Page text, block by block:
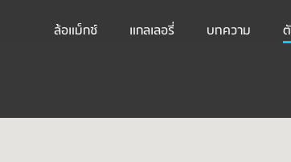
ล้อแม็กซ์ แกลเลอรี่ บทความ